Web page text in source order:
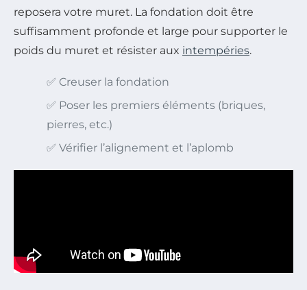
reposera votre muret. La fondation doit être
suffisamment profonde et large pour supporter le
poids du muret et résister aux intempéries.
✅ Creuser la fondation
✅ Poser les premiers éléments (briques,
pierres, etc.)
✅ Vérifier l’alignement et l’aplomb